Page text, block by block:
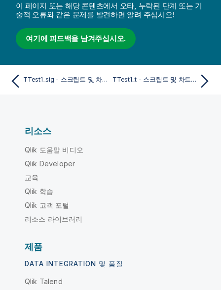
이 페이지 또는 해당 콘텐츠에서 오타, 누락된 단계 또는 기
술적 오류와 같은 문제를 발견하면 알려 주십시오!
여기에 피드백을 남겨주십시오.
TTest1_sig - 스크립트 및 차트 함수 TTest1_t - 스크립트 및 차트 함수
리소스
Qlik 도움말 비디오
Qlik Developer
교육
Qlik 학습
Qlik 고객 포털
리소스 라이브러리
제품
DATA INTEGRATION 및 품질
Qlik Talend